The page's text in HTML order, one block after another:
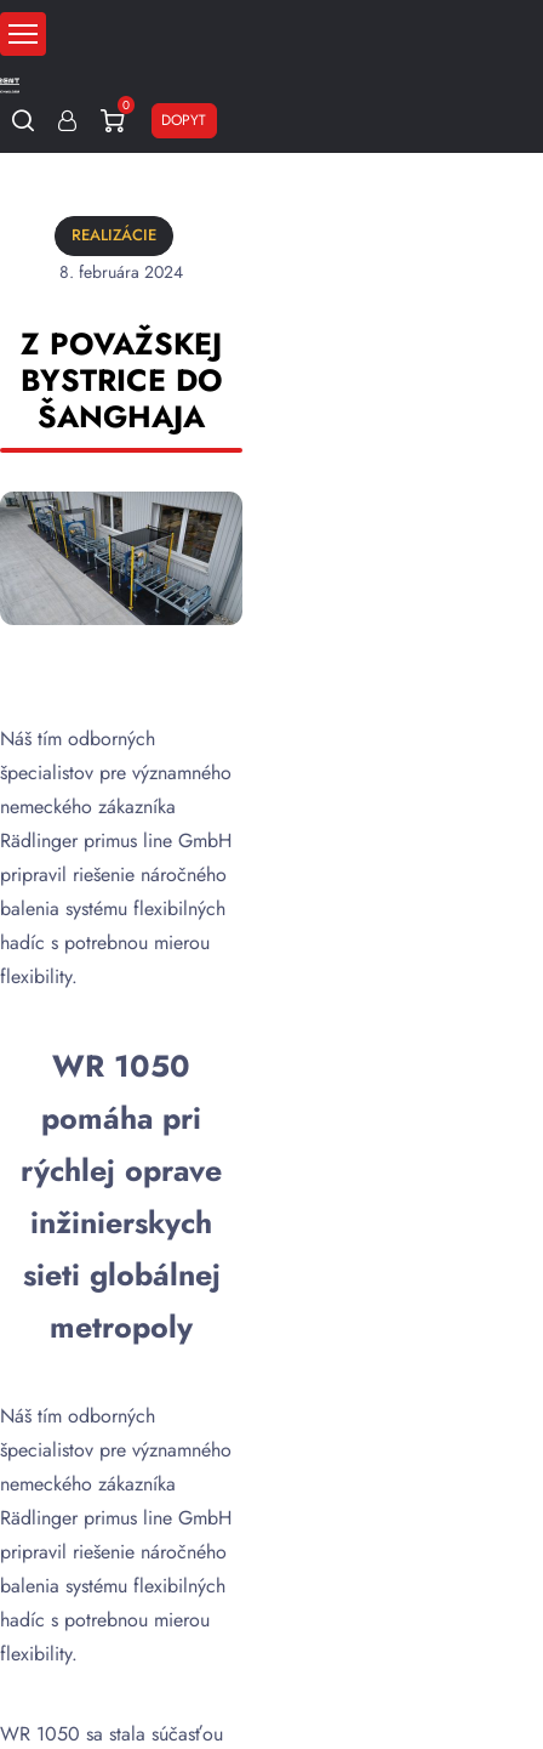
0
DOPYT
REALIZÁCIE
8. februára 2024
Z POVAŽSKEJ
BYSTRICE DO
ŠANGHAJA
Náš tím odborných
špecialistov pre významného
nemeckého zákazníka
Rädlinger primus line GmbH
pripravil riešenie náročného
balenia systému flexibilných
hadíc s potrebnou mierou
flexibility.
WR 1050
pomáha pri
rýchlej oprave
inžinierskych
sieti globálnej
metropoly
Náš tím odborných
špecialistov pre významného
nemeckého zákazníka
Rädlinger primus line GmbH
pripravil riešenie náročného
balenia systému flexibilných
hadíc s potrebnou mierou
flexibility.
WR 1050 sa stala súčasťou